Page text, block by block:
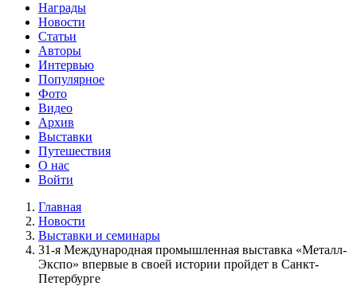
Награды
Новости
Статьи
Авторы
Интервью
Популярное
Фото
Видео
Архив
Выставки
Путешествия
О нас
Войти
Главная
Новости
Выставки и семинары
31-я Международная промышленная выставка «Металл-
Экспо» впервые в своей истории пройдет в Санкт-
Петербурге